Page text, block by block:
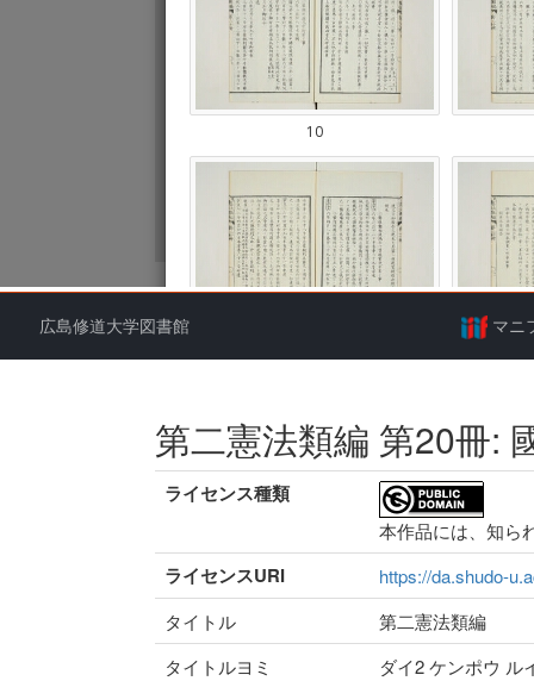
広島修道大学図書館 マニ
第二憲法類編 第20冊:
ライセンス種類
本作品には、知ら
ライセンスURI
https://da.shudo-
タイトル
第二憲法類編
タイトルヨミ
ダイ2 ケンポウ ル